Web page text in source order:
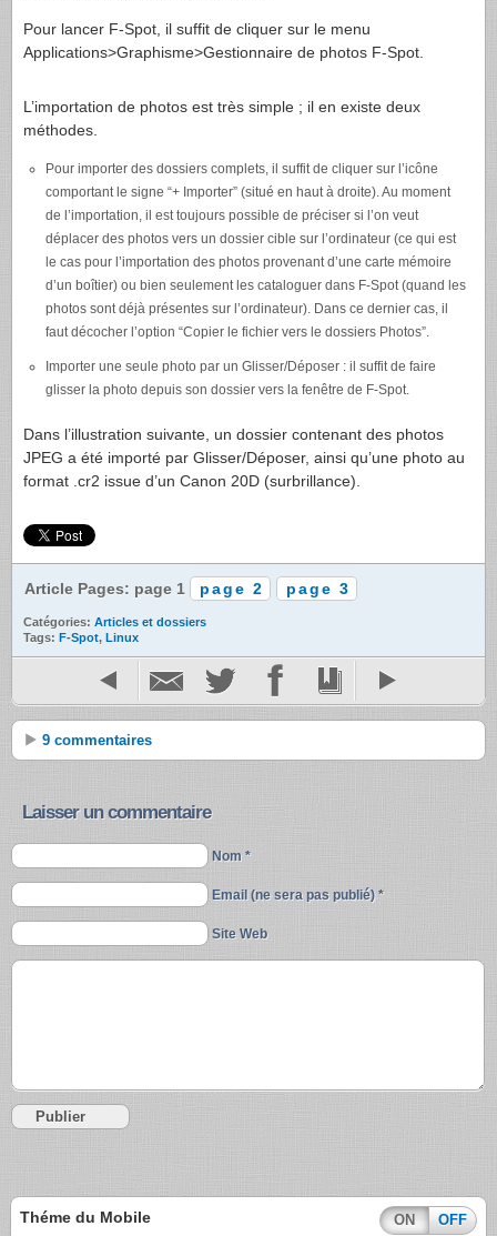
Pour lancer F-Spot, il suffit de cliquer sur le menu
Applications>Graphisme>Gestionnaire de photos F-Spot.
L’importation de photos est très simple ; il en existe deux
méthodes.
Pour importer des dossiers complets, il suffit de cliquer sur l’icône
comportant le signe “+ Importer” (situé en haut à droite). Au moment
de l’importation, il est toujours possible de préciser si l’on veut
déplacer des photos vers un dossier cible sur l’ordinateur (ce qui est
le cas pour l’importation des photos provenant d’une carte mémoire
d’un boîtier) ou bien seulement les cataloguer dans F-Spot (quand les
photos sont déjà présentes sur l’ordinateur). Dans ce dernier cas, il
faut décocher l’option “Copier le fichier vers le dossiers Photos”.
Importer une seule photo par un Glisser/Déposer : il suffit de faire
glisser la photo depuis son dossier vers la fenêtre de F-Spot.
Dans l’illustration suivante, un dossier contenant des photos
JPEG a été importé par Glisser/Déposer, ainsi qu’une photo au
format .cr2 issue d’un Canon 20D (surbrillance).
Article Pages: page 1 page 2 page 3
Catégories: Articles et dossiers
Tags: F-Spot, Linux
9 commentaires
Laisser un commentaire
Nom *
Email (ne sera pas publié) *
Site Web
Théme du Mobile ON OFF